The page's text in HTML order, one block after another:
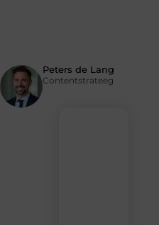
Peters de Lang
Contentstrateeg